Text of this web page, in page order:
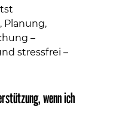
Planung,
–
stressfrei –
wenn ich